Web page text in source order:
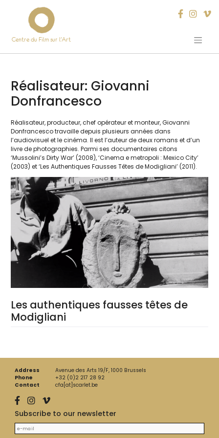
Centre du Film sur l’Art
Réalisateur: Giovanni
Donfrancesco
Réalisateur, pro­duc­teur, chef opé­ra­teur et mon­teur, Giovanni
Donfrancesco tra­vaille depuis plu­sieurs années dans
l’audiovisuel et le ciné­ma. Il est l’auteur de deux romans et d’un
livre de pho­to­gra­phies. Parmi ses docu­men­taires citons
‘Mussolini’s Dirty War’ (2008), ‘Cinema e metro­po­li : Mexico City’
(2003) et ‘Les Authentiques Fausses Têtes de Modigliani’ (2011).
Les authentiques fausses têtes de
Modigliani
Address
Avenue des Arts 19/F, 1000 Brussels
Phone
+32 (0)2 217 28 92
Contact
cfa[at]scarlet.be
Subscribe to our newsletter